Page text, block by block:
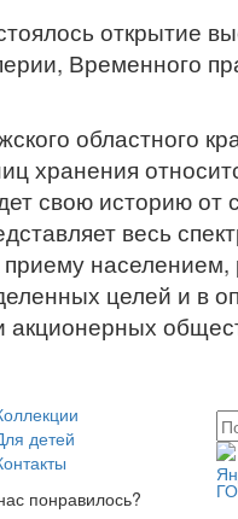
открытие
Временного
областного
хранения
свою историю
весь
целей и в
акционерных
детей
понравилось?